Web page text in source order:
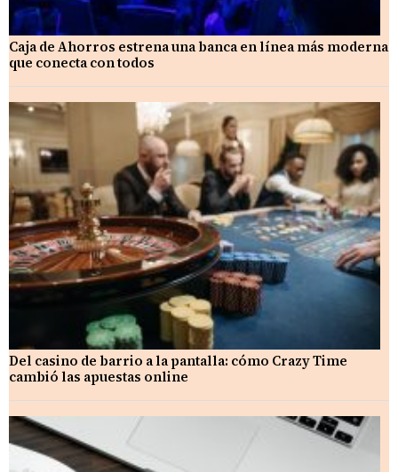
Caja de Ahorros estrena una banca en línea más moderna
que conecta con todos
Del casino de barrio a la pantalla: cómo Crazy Time
cambió las apuestas online